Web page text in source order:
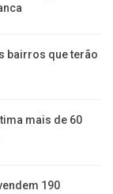
bairros que terão
mais de 60
190